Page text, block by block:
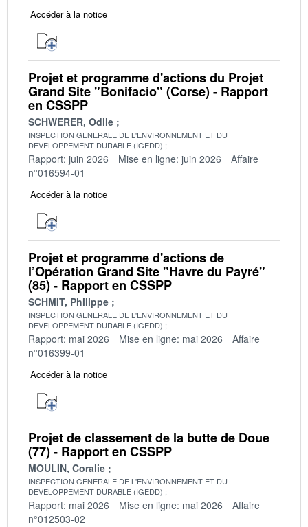
Accéder à la notice
Projet et programme d'actions du Projet
Grand Site "Bonifacio" (Corse) - Rapport
en CSSPP
SCHWERER, Odile
INSPECTION GENERALE DE L'ENVIRONNEMENT ET DU
DEVELOPPEMENT DURABLE (IGEDD)
Rapport: juin 2026 Mise en ligne: juin 2026
Affaire
n°016594-01
Accéder à la notice
Projet et programme d'actions de
l’Opération Grand Site "Havre du Payré"
(85) - Rapport en CSSPP
SCHMIT, Philippe
INSPECTION GENERALE DE L'ENVIRONNEMENT ET DU
DEVELOPPEMENT DURABLE (IGEDD)
Rapport: mai 2026 Mise en ligne: mai 2026
Affaire
n°016399-01
Accéder à la notice
Projet de classement de la butte de Doue
(77) - Rapport en CSSPP
MOULIN, Coralie
INSPECTION GENERALE DE L'ENVIRONNEMENT ET DU
DEVELOPPEMENT DURABLE (IGEDD)
Rapport: mai 2026 Mise en ligne: mai 2026
Affaire
n°012503-02